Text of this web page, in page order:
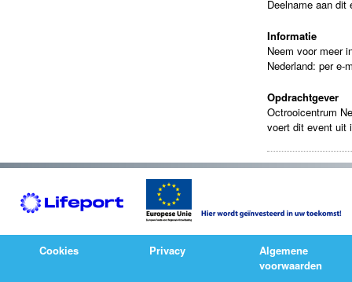
Deelname aan
Informatie
Neem voor meer
Nederland: per e-
Opdrachtgever
Octrooicentrum
voert dit event uit
Cookies Privacy
Algemene
voorwaarden